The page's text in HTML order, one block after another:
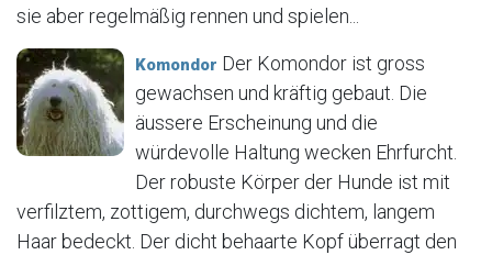
sie aber regelmäßig rennen und spielen...
Komondor Der Komondor ist gross
gewachsen und kräftig gebaut. Die
äussere Erscheinung und die
würdevolle Haltung wecken Ehrfurcht.
Der robuste Körper der Hunde ist mit
verfilztem, zottigem, durchwegs dichtem, langem
Haar bedeckt. Der dicht behaarte Kopf überragt den